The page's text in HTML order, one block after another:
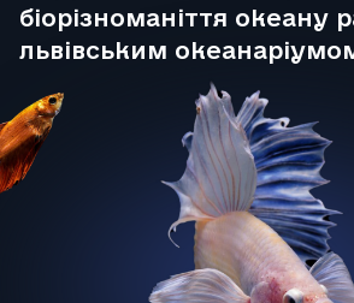
біорізноманіття океану
львівським